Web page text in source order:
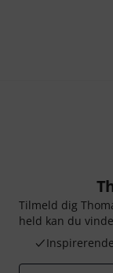
Tilmeld dig
held kan du